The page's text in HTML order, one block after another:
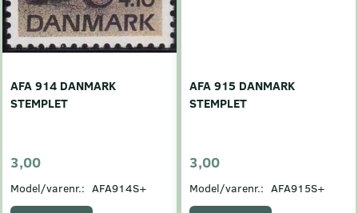
AFA 914 DANMARK
STEMPLET
3,00
Model/varenr.: AFA914S+
AFA 915 DANMARK
STEMPLET
3,00
Model/varenr.: AFA915S+